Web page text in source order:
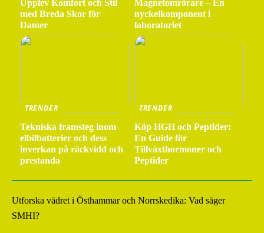
Upplev Komfort och Stil
med Breda Skor för
Damer
Magnetomrörare – En
nyckelkomponent i
laboratoriet
TRENDER
Tekniska framsteg inom
elbilbatterier och dess
inverkan på räckvidd och
prestanda
TRENDER
Köp HGH och Peptider:
En Guide för
Tillväxthormoner och
Peptider
Utforska vädret i Östhammar och Norrskedika: Vad säger
SMHI?